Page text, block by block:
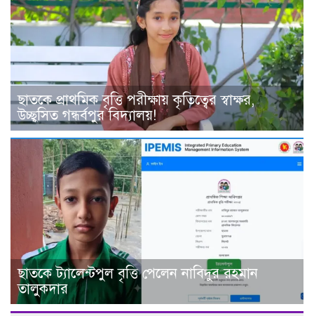
ছাতকে প্রাথমিক বৃত্তি পরীক্ষায় কৃতিত্বের স্বাক্ষর,
উচ্ছ্বসিত গন্ধর্বপুর বিদ্যালয়!
ছাতকে ট্যালেন্টপুল বৃত্তি পেলেন নাবিদুর রহমান
তালুকদার